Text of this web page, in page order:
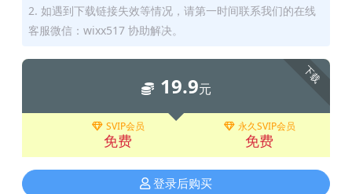
2. 如遇到下载链接失效等情况，请第一时间联系我们的在线
客服微信：wixx517 协助解决。
下载
19.9元
SVIP会员
免费
永久SVIP会员
免费
登录后购买